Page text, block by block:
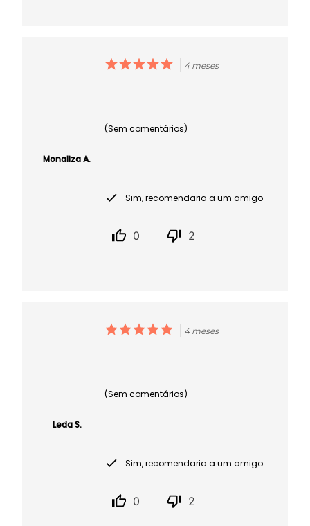
Monaliza A.
4 meses
(Sem comentários)
Sim, recomendaria a um amigo
0 2
Leda S.
4 meses
(Sem comentários)
Sim, recomendaria a um amigo
0 2